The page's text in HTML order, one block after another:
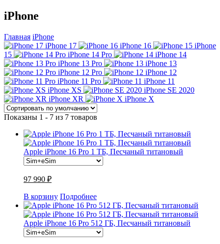
iPhone
Главная iPhone
iPhone 17
iPhone 16
iPhone
15
iPhone 14 Pro
iPhone 14
iPhone 13 Pro
iPhone 13
iPhone 12 Pro
iPhone 12
iPhone 11 Pro
iPhone 11
iPhone XS
iPhone SE 2020
iPhone XR
iPhone X
Показаны 1 - 7 из 7 товаров
Apple iPhone 16 Pro 1 ТБ, Песчаный титановый
97 990 ₽
В корзину Подробнее
Apple iPhone 16 Pro 512 ГБ, Песчаный титановый